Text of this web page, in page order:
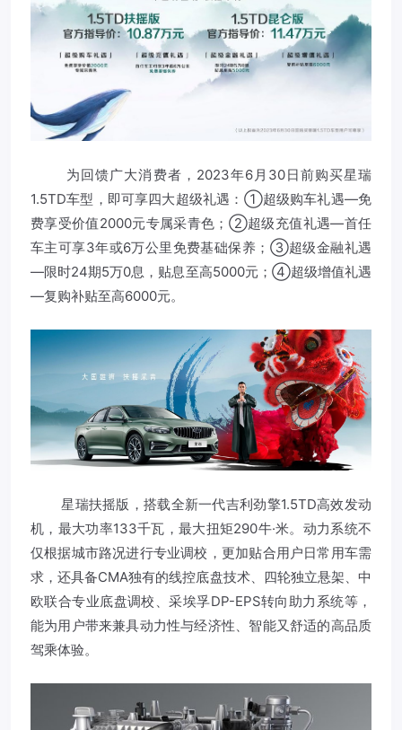
为回馈广大消费者，2023年6月30日前购买星瑞
1.5TD车型，即可享四大超级礼遇：①超级购车礼遇—免
费享受价值2000元专属采青色；②超级充值礼遇—首任
车主可享3年或6万公里免费基础保养；③超级金融礼遇
—限时24期5万0息，贴息至高5000元；④超级增值礼遇
—复购补贴至高6000元。
星瑞扶摇版，搭载全新一代吉利劲擎1.5TD高效发动
机，最大功率133千瓦，最大扭矩290牛·米。动力系统不
仅根据城市路况进行专业调校，更加贴合用户日常用车需
求，还具备CMA独有的线控底盘技术、四轮独立悬架、中
欧联合专业底盘调校、采埃孚DP-EPS转向助力系统等，
能为用户带来兼具动力性与经济性、智能又舒适的高品质
驾乘体验。